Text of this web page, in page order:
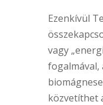
Ezenkívül
vagy
fogalmával,
közvetíthet